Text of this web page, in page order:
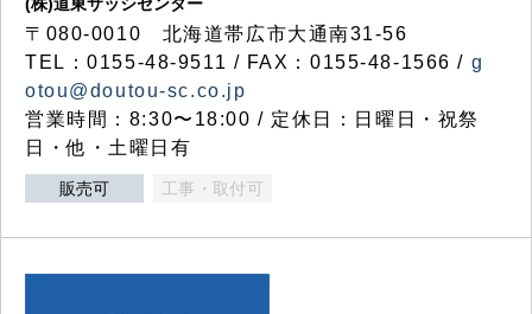
〒080-0010 北海道帯広市大通南31-56
TEL：0155-48-9511 / FAX：0155-48-1566 / g
otou@doutou-sc.co.jp
営業時間：8:30〜18:00 / 定休日：日曜日・祝祭
日・他・土曜日有
販売可 工事・取付可